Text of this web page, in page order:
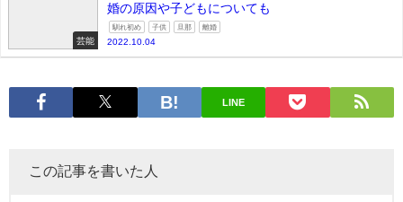
芸能
婚の原因や子どもについても
馴れ初め 子供 旦那 離婚
2022.10.04
LINE
この記事を書いた人